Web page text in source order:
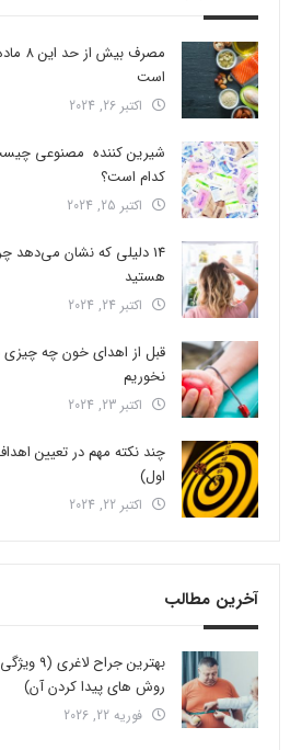
مصرف
است
اکتبر 26, 2024
شیرین کننده مصنوعی
کدام است؟
اکتبر 25, 2024
14 دلیلی که نشان می‌دهد
هستید
اکتبر 24, 2024
قبل از اهدای خون چه
نخوریم
اکتبر 23, 2024
چند نکته مهم در تعیین
اول)
اکتبر 22, 2024
آخرین مطالب
بهترین
روش های پیدا کردن آن)
فوریه 22, 2026